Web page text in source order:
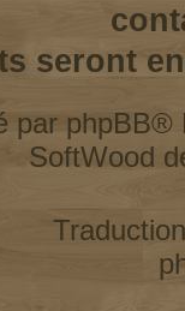
seront
par phpBB®
SoftWood